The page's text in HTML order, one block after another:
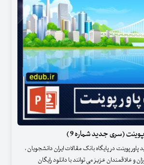
(سری جدید شماره 9 )
پاور پوینت در پایگاه بانک مقالات ایران دانشجویان ،
و علاقمندان عزیز می توانند با دانلود رایگان